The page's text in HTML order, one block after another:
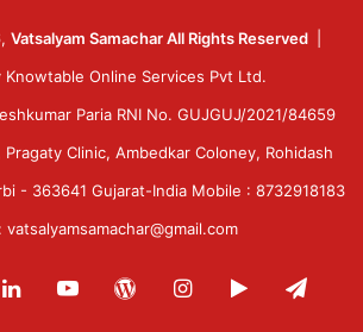
Vatsalyam Samachar All Rights Reserved
Knowtable Online Services Pvt Ltd.
Paria RNI No. GUJGUJ/2021/84659
Clinic, Ambedkar Coloney, Rohidash
- 363641 Gujarat-India Mobile : 8732918183
vatsalyamsamachar@gmail.com
LinkedInYouTubeWordPressInstagram
Google